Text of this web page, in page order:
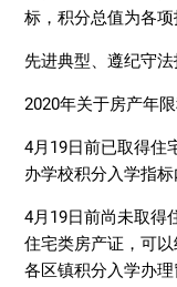
标，积分总值为各项
先进典型、遵纪守法
2020年关于房产年
4月19日前已取得住
办学校积分入学指
4月19日前尚未取得
住宅类房产证，可
各区镇积分入学办